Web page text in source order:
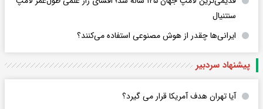
سنتنیال
ایرانی‌ها چقدر از هوش مصنوعی استفاده می‌کنند؟
پیشنهاد سردبیر
آیا تهران هدف آمریکا قرار می گیرد؟